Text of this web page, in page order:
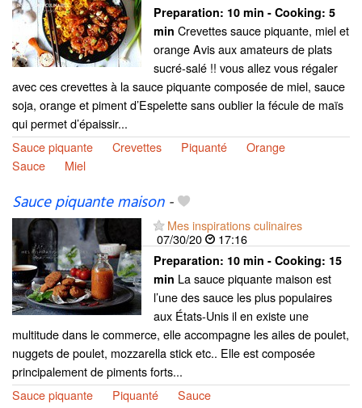
Preparation: 10 min - Cooking: 5
min Crevettes sauce piquante, miel et
orange Avis aux amateurs de plats
sucré-salé !! vous allez vous régaler
avec ces crevettes à la sauce piquante composée de miel, sauce
soja, orange et piment d’Espelette sans oublier la fécule de maïs
qui permet d’épaissir...
Sauce piquante
Crevettes Piquanté
Orange
Sauce
Miel
Sauce piquante maison-
Mes inspirations culinaires
07/30/20
17:16
Preparation: 10 min - Cooking: 15
min La sauce piquante maison est
l’une des sauce les plus populaires
aux États-Unis il en existe une
multitude dans le commerce, elle accompagne les ailes de poulet,
nuggets de poulet, mozzarella stick etc.. Elle est composée
principalement de piments forts...
Sauce piquante
Piquanté Sauce